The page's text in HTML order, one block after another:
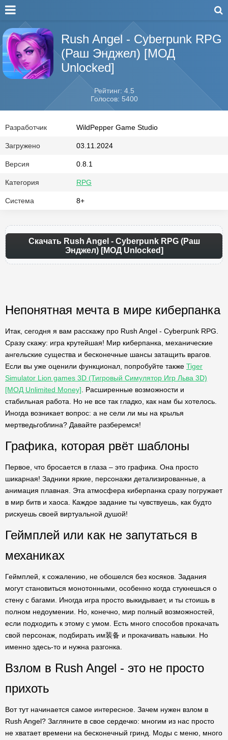
Rush Angel - Cyberpunk RPG
(Раш Энджел) [МОД
Unlocked]
Рейтинг: 4.5
Голосов: 5400
Разработчик WildPepper Game Studio
Загружено 03.11.2024
Версия 0.8.1
Категория RPG
Система 8+
Скачать Rush Angel - Cyberpunk RPG (Раш
Энджел) [МОД Unlocked]
Непонятная мечта в мире киберпанка
Итак, сегодня я вам расскажу про Rush Angel - Cyberpunk RPG.
Сразу скажу: игра крутейшая! Мир киберпанка, механические
ангельские существа и бесконечные шансы затащить врагов.
Если вы уже оценили функционал, попробуйте также Tiger
Simulator Lion games 3D (Тигровый Симулятор Игр Льва 3D)
[МОД Unlimited Money] . Расширенные возможности и
стабильная работа. Но не все так гладко, как нам бы хотелось.
Иногда возникает вопрос: а не сели ли мы на крылья
мертведьгоблина? Давайте разберемся!
Графика, которая рвёт шаблоны
Первое, что бросается в глаза – это графика. Она просто
шикарная! Задники яркие, персонажи детализированные, а
анимация плавная. Эта атмосфера киберпанка сразу погружает
в мир битв и хаоса. Каждое задание ты чувствуешь, как будто
рискуешь своей виртуальной душой!
Геймплей или как не запутаться в
механиках
Геймплей, к сожалению, не обошелся без косяков. Задания
могут становиться монотонными, особенно когда стукнешься о
стену с багами. Иногда игра просто выкидывает, и ты стоишь в
полном недоумении. Но, конечно, мир полный возможностей,
если подходить к этому с умом. Есть много способов прокачать
свой персонаж, подбирать им装备 и прокачивать навыки. Но
именно здесь-то и нужна разгонка.
Взлом в Rush Angel - это не просто
прихоть
Вот тут начинается самое интересное. Зачем нужен взлом в
Rush Angel? Загляните в свое сердечко: многим из нас просто
не хватает времени на бесконечный гринд. Моды с меню, много